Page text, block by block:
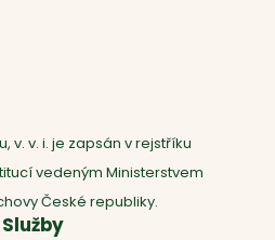
v. v. i. je zapsán v rejstříku
vedeným Ministerstvem
České republiky.
Služby